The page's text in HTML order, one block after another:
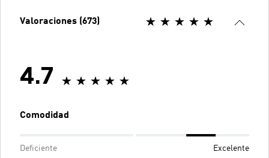
Valoraciones (673)
4.7
Comodidad
Deficiente Excelente